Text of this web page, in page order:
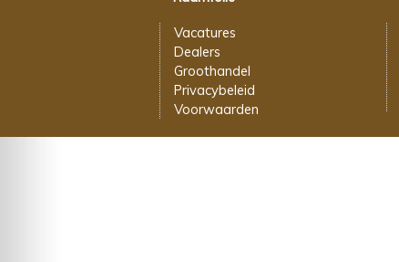
Vacatures
Dealers
Groothandel
Privacybeleid
Voorwaarden